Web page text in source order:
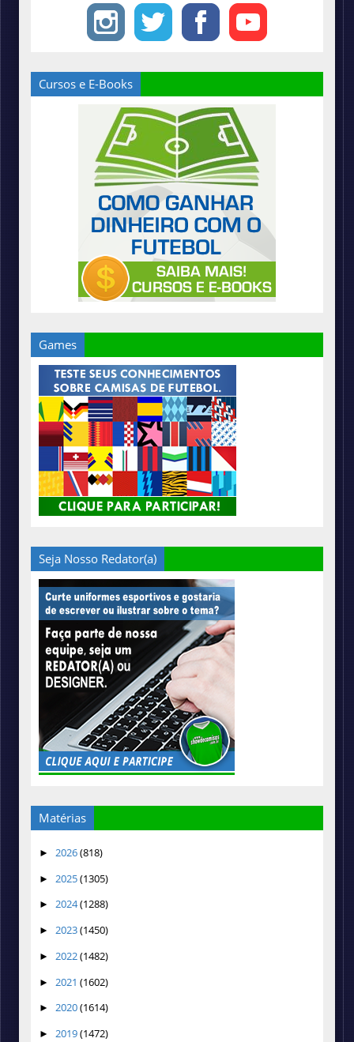
Cursos e E-Books
Games
Seja Nosso Redator(a)
Matérias
► 2026(818)
► 2025(1305)
► 2024(1288)
► 2023(1450)
► 2022(1482)
► 2021 (1602)
► 2020(1614)
► 2019(1472)